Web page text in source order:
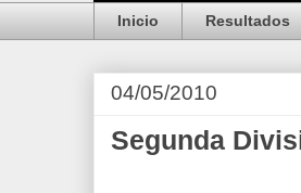
Inicio Resultados
04/05/2010
Segunda